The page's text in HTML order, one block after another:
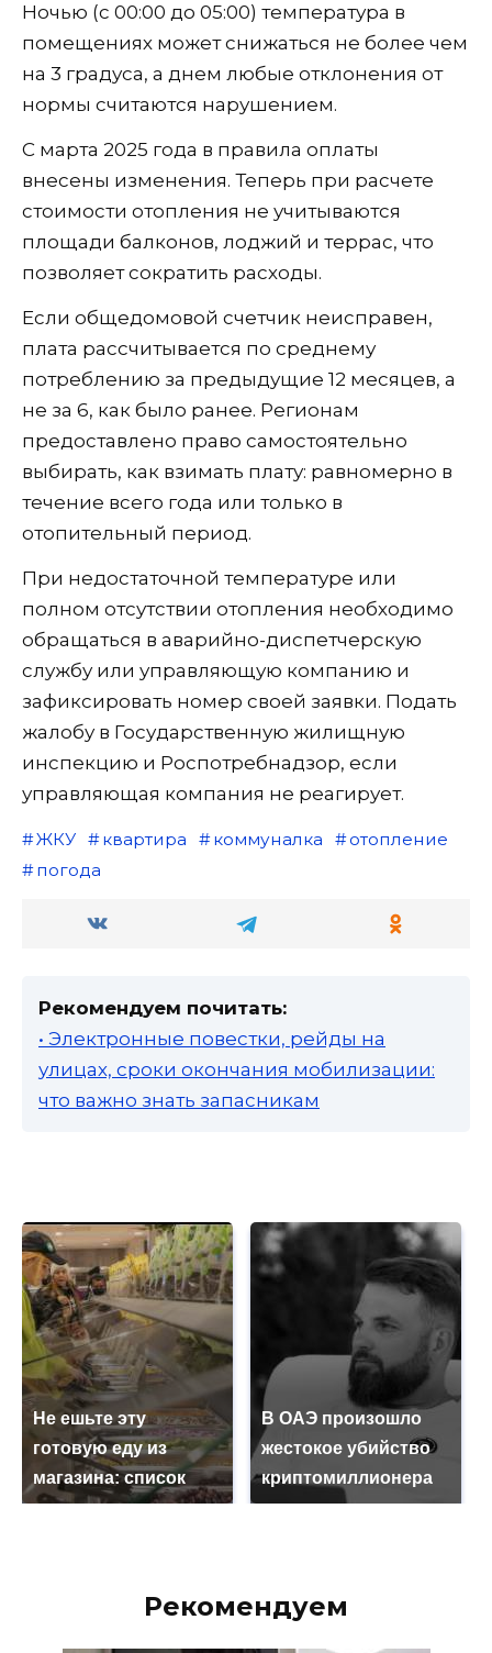
Ночью (с 00:00 до 05:00) температура в
помещениях может снижаться не более чем
на 3 градуса, а днем любые отклонения от
нормы считаются нарушением.
С марта 2025 года в правила оплаты
внесены изменения. Теперь при расчете
стоимости отопления не учитываются
площади балконов, лоджий и террас, что
позволяет сократить расходы.
Если общедомовой счетчик неисправен,
плата рассчитывается по среднему
потреблению за предыдущие 12 месяцев, а
не за 6, как было ранее. Регионам
предоставлено право самостоятельно
выбирать, как взимать плату: равномерно в
течение всего года или только в
отопительный период.
При недостаточной температуре или
полном отсутствии отопления необходимо
обращаться в аварийно-диспетчерскую
службу или управляющую компанию и
зафиксировать номер своей заявки. Подать
жалобу в Государственную жилищную
инспекцию и Роспотребнадзор, если
управляющая компания не реагирует.
ЖКУ квартира коммуналка
отопление
погода
Рекомендуем почитать:
• Электронные повестки, рейды на
улицах, сроки окончания мобилизации:
что важно знать запасникам
Не ешьте эту
готовую еду из
магазина: список
В ОАЭ произошло
жестокое убийство
криптомиллионера
Рекомендуем